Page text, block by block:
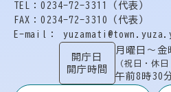
TEL：0234-72-3311（代表）
FAX：0234-72-3310（代表）
E-mail：
開庁日
開庁時間
月曜日〜金
（祝日・休
午前8時30